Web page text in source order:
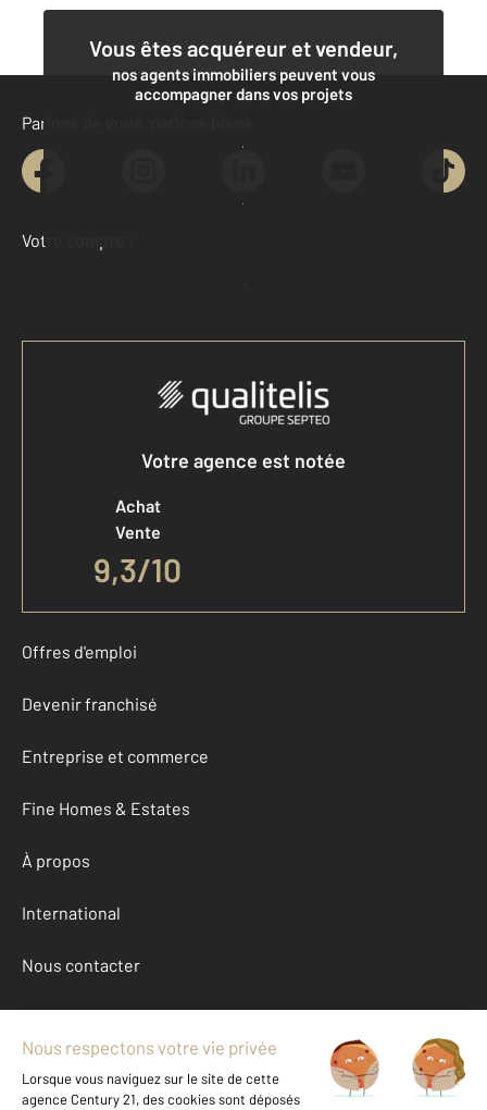
Vous êtes acquéreur et vendeur,
nos agents immobiliers peuvent vous
accompagner dans vos projets
Contacter l'agence
Demander une estimation
Parlons de vous, parlons biens
Votre compte :
Accéder à mon compte
Votre agence est notée
Achat
Vente
9,3/10
Offres d'emploi
Devenir franchisé
Entreprise et commerce
Fine Homes & Estates
À propos
International
Nous contacter
Mentions légales & CGU et Barèmes d'honoraires
Données personnelles